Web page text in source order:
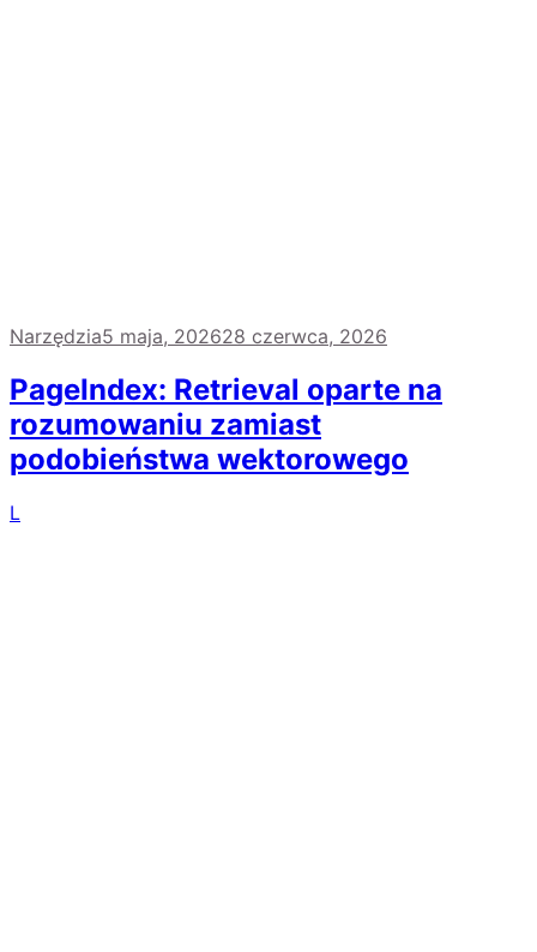
Narzędzia5 maja, 202628 czerwca, 2026
PageIndex: Retrieval oparte na
rozumowaniu zamiast
podobieństwa wektorowego
L